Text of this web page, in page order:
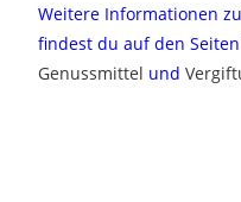
Weitere Informationen
findest du auf den
Genussmittel und